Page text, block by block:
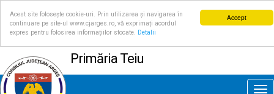
Accept
Acest site folosește cookie-uri. Prin utilizarea și navigarea în
continuare pe site-ul www.cjarges.ro, vă exprimați acordul
expres pentru folosirea informațiilor stocate.
Detalii
Primăria Teiu